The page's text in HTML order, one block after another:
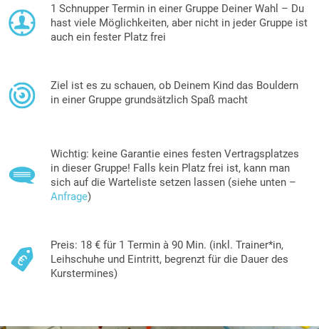
1 Schnupper Termin in einer Gruppe Deiner Wahl – Du
hast viele Möglichkeiten, aber nicht in jeder Gruppe ist
auch ein fester Platz frei
Ziel ist es zu schauen, ob Deinem Kind das Bouldern
in einer Gruppe grundsätzlich Spaß macht
Wichtig: keine Garantie eines festen Vertragsplatzes
in dieser Gruppe! Falls kein Platz frei ist, kann man
sich auf die Warteliste setzen lassen (siehe unten –
Anfrage)
Preis: 18 € für 1 Termin à 90 Min. (inkl. Trainer*in,
Leihschuhe und Eintritt, begrenzt für die Dauer des
Kurstermines)